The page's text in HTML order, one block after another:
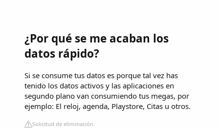
¿Por qué se me acaban los
datos rápido?
Si se consume tus datos es porque tal vez has
tenido los datos activos y las aplicaciones en
segundo plano van consumiendo tus megas, por
ejemplo: El reloj, agenda, Playstore, Citas u otros.
Solicitud de eliminación